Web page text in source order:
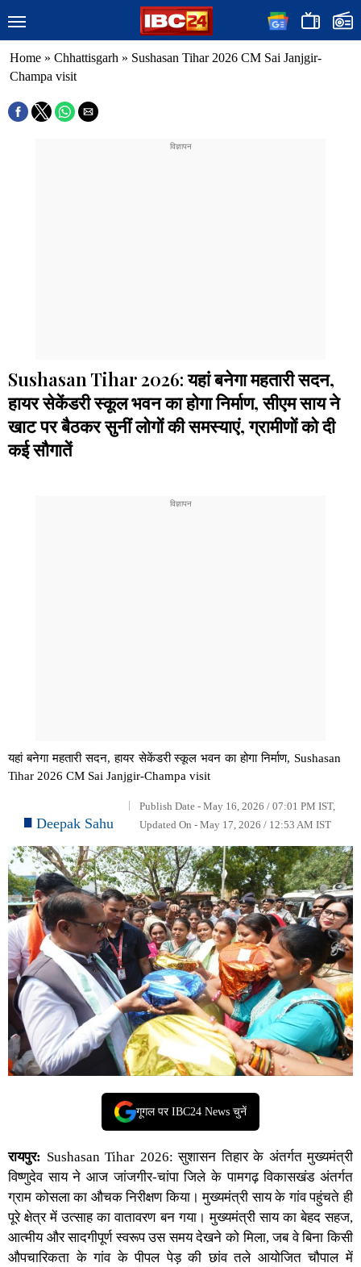
Home » Chhattisgarh » Sushasan Tihar 2026 CM Sai Janjgir-
Champa visit
Sushasan Tihar 2026: यहां बनेगा महतारी सदन,
हायर सेकेंडरी स्कूल भवन का होगा निर्माण, सीएम साय ने
खाट पर बैठकर सुनीं लोगों की समस्याएं, ग्रामीणों को दी
कई सौगातें
यहां बनेगा महतारी सदन, हायर सेकेंडरी स्कूल भवन का होगा निर्माण, Sushasan
Tihar 2026 CM Sai Janjgir-Champa visit
Deepak Sahu
Publish Date - May 16, 2026 / 07:01 PM IST,
Updated On - May 17, 2026 / 12:53 AM IST
गूगल पर IBC24 News चुनें
रायपुर: Sushasan Tihar 2026:सुशासन तिहारके अंतर्गतमुख्यमंत्री
विष्णुदेव सायने आजजांजगीर-चांपाजिले के पामगढ़ विकासखंड अंतर्गत
ग्राम कोसला का औचक निरीक्षण किया। मुख्यमंत्री साय के गांव पहुंचते ही
पूरे क्षेत्र में उत्साह का वातावरण बन गया। मुख्यमंत्री साय का बेहद सहज,
आत्मीय और सादगीपूर्ण स्वरूप उस समय देखने को मिला, जब वे बिना किसी
औपचारिकता के गांव के पीपल पेड़ की छांव तले आयोजित चौपाल में